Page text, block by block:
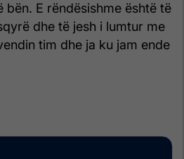
bën. E rëndësishme është të
dhe të jesh i lumtur me
tim dhe ja ku jam ende